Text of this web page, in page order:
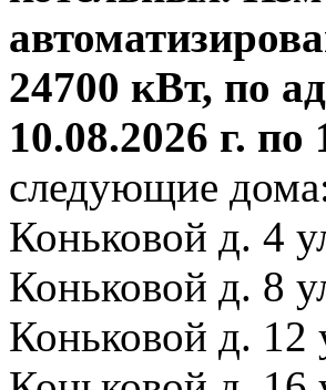
24700 кВт, по
10.08.2026 г. по
следующие
Коньковой д. 4
Коньковой д. 8
Коньковой д.